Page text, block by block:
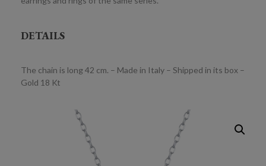
DETAILS
The chain is long 42 cm. – Made in Italy – Shipped in its box –
Gold 18 Kt